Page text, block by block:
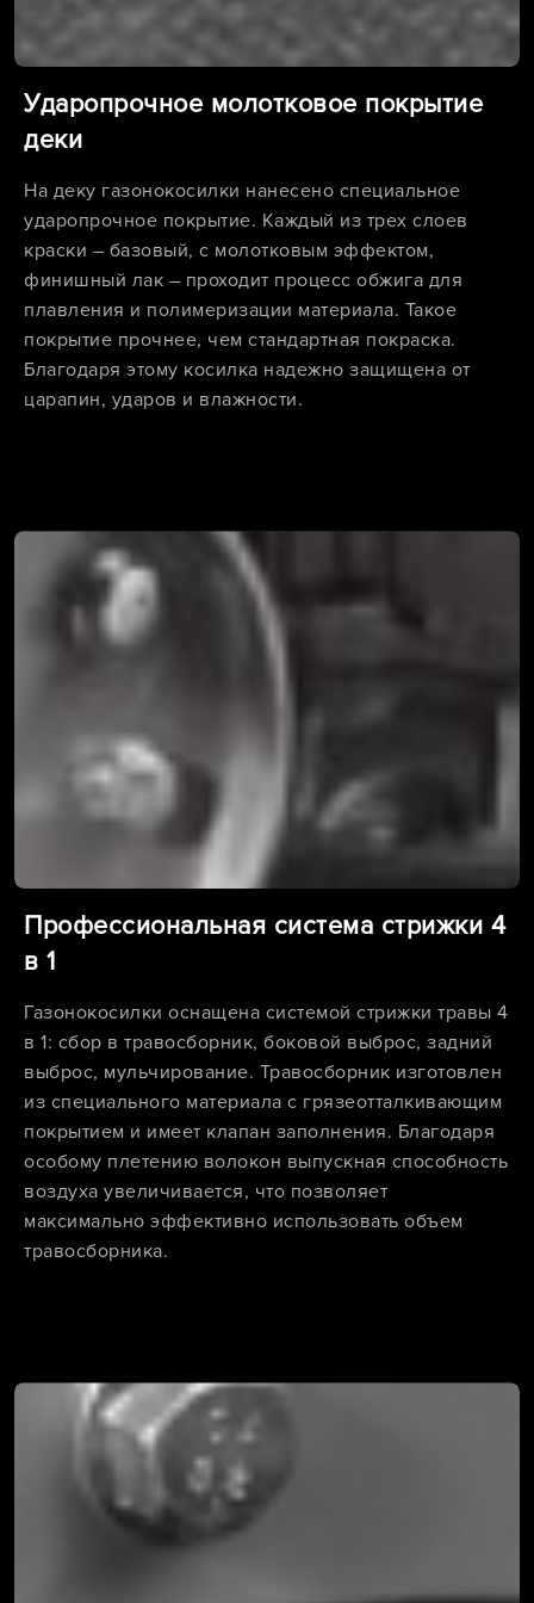
Ударопрочное молотковое покрытие
деки
На деку газонокосилки нанесено специальное
ударопрочное покрытие. Каждый из трех слоев
краски – базовый, с молотковым эффектом,
финишный лак – проходит процесс обжига для
плавления и полимеризации материала. Такое
покрытие прочнее, чем стандартная покраска.
Благодаря этому косилка надежно защищена от
царапин, ударов и влажности.
Профессиональная система стрижки 4
в 1
Газонокосилки оснащена системой стрижки травы 4
в 1: сбор в травосборник, боковой выброс, задний
выброс, мульчирование. Травосборник изготовлен
из специального материала с грязеотталкивающим
покрытием и имеет клапан заполнения. Благодаря
особому плетению волокон выпускная способность
воздуха увеличивается, что позволяет
максимально эффективно использовать объем
травосборника.